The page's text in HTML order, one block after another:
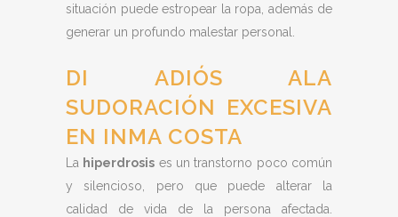
situación puede estropear la ropa, además de
generar un profundo malestar personal.
DI ADIÓS ALA
SUDORACIÓN EXCESIVA
EN INMA COSTA
La hiperdrosis es un transtorno poco común
y silencioso, pero que puede alterar la
calidad de vida de la persona afectada.